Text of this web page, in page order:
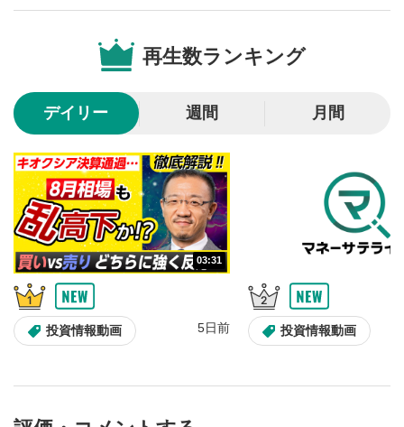
動画が全画面で表示されます。再度クリックすると元
再生数ランキング
デイリー 週間 月間
03:31
投資情報動画 5日前 投資情報動画